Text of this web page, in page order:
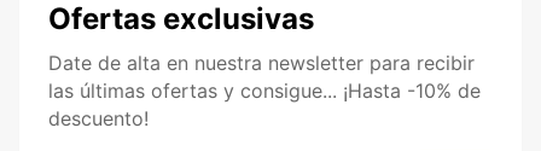
Ofertas exclusivas
Date de alta en nuestra newsletter para recibir
las últimas ofertas y consigue... ¡Hasta -10% de
descuento!